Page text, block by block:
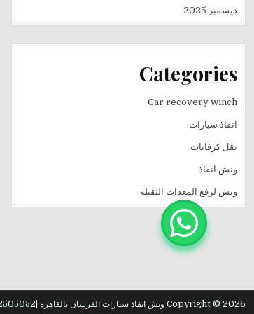
ديسمبر 2025
Categories
Car recovery winch
انقاذ سيارات
نقل كرفانات
ونش انقاذ
ونش لرفع المعدات الثقيله
Copyright © 2026 ونش انقاذ سيارات الفرسان بالقاهرة |01282505052